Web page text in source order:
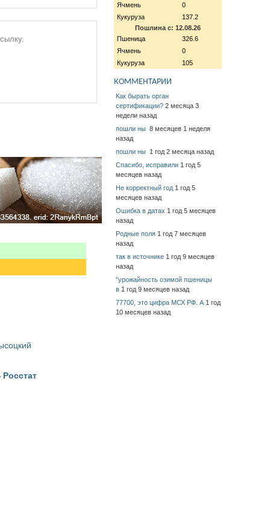
Ячмень
0
Кукуруза
137.2
Пошлина с: 12.08.26
Пшеница
326.6
Ячмень
0
Кукуруза
105
КОММЕНТАРИИ
Как бырать орган
сертификации? 2 месяца 3
недели назад
пошли ны 8 месяцев 1 неделя
назад
пошли ны 1 год 2 месяца назад
Спасибо, исправили 1 год 5
месяцев назад
Не корректный год 1 год 5
месяцев назад
Ошибка в датах 1 год 5 месяцев
назад
Родные поля 1 год 7 месяцев
назад
так в источнике 1 год 9 месяцев
назад
"урожайность озимой пшеницы
в 1 год 9 месяцев назад
77700, это цифра МСХ РФ. А 1 год
10 месяцев назад